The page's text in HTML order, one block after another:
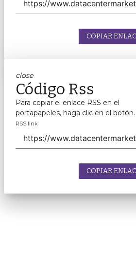
COPIAR
close
Código Rss
Para copiar el enlace RSS en el
portapapeles, haga clic en el botón.
RSS link
COPIAR